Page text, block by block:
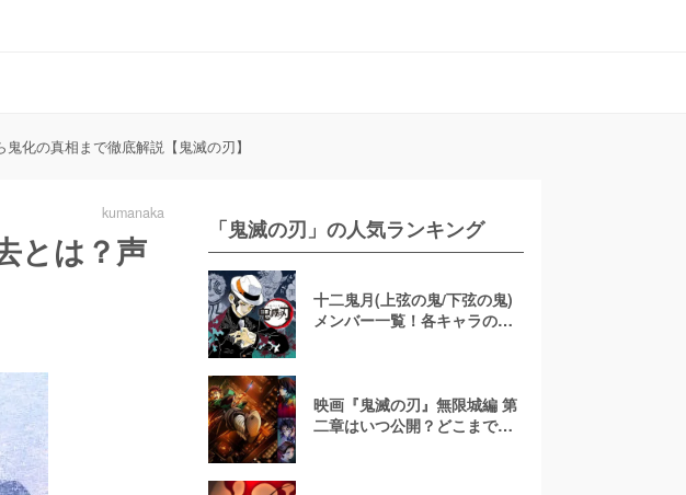
化の真相まで徹底解説【鬼滅の刃】
kumanaka
とは？声
「鬼滅の刃」の人気ランキング
十二鬼月(上弦の鬼/下弦の鬼)
メンバー一覧！各キャラの最
映画『鬼滅の刃』無限城編 第
二章はいつ公開？どこまでを